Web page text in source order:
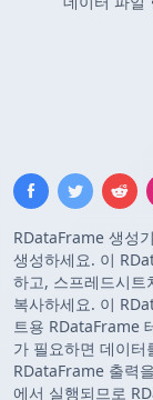
RDataFrame 생성
생성하세요. 이
하고, 스프레드시
복사하세요. 이
트용 RDataFrame
가 필요하면 데이
RDataFrame 출력
에서 실행되므로